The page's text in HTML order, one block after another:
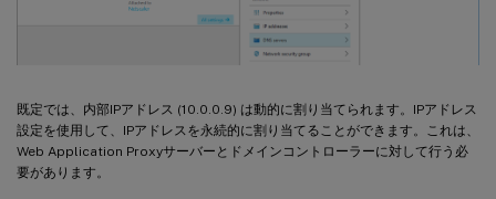
既定では、内部IPアドレス (10.0.0.9) は動的に割り当てられます。IPアドレス
設定を使用して、IPアドレスを永続的に割り当てることができます。これは、
Web Application Proxyサーバーとドメインコントローラーに対して行う必
要があります。